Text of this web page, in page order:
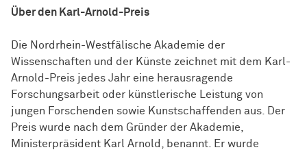
Über den Karl-Arnold-Preis
Die Nordrhein-Westfälische Akademie der
Wissenschaften und der Künste zeichnet mit dem Karl-
Arnold-Preis jedes Jahr eine herausragende
Forschungsarbeit oder künstlerische Leistung von
jungen Forschenden sowie Kunstschaffenden aus. Der
Preis wurde nach dem Gründer der Akademie,
Ministerpräsident Karl Arnold, benannt. Er wurde